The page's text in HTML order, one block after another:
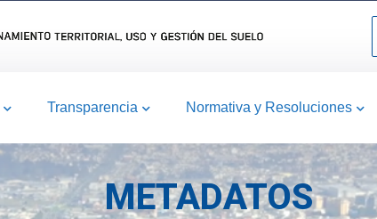
Transparencia Normativa y Resoluciones
METADATOS